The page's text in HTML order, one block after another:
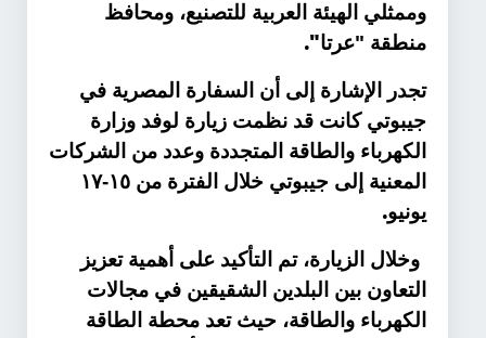
وممثلي الهيئة العربية للتصنيع، ومحافظ
منطقة "عرتا".
تجدر الإشارة إلى أن السفارة المصرية في
جيبوتي كانت قد نظمت زيارة لوفد وزارة
الكهرباء والطاقة المتجددة وعدد من الشركات
المعنية إلى جيبوتي خلال الفترة من ١٥-١٧
يونيو.
وخلال الزيارة، تم التأكيد على أهمية تعزيز
التعاون بين البلدين الشقيقين في مجالات
الكهرباء والطاقة، حيث تعد محطة الطاقة